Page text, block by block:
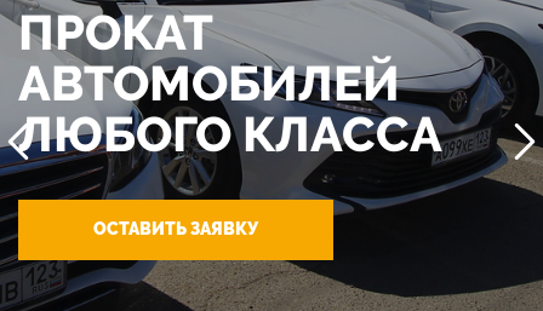
ПРОКАТ
АВТОМОБИЛЕЙ
ЛЮБОГО КЛАССА
ОСТАВИТЬ ЗАЯВКУ